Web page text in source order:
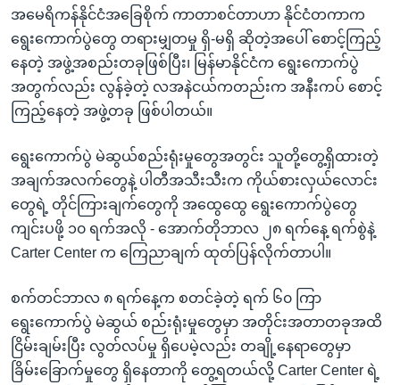
အမေရိကန်နိုင်ငံအခြေစိုက် ကာတာစင်တာဟာ နိုင်ငံတကာက
ရွေးကောက်ပွဲတွေ တရားမျှတမှု ရှိ-မရှိ ဆိုတဲ့အပေါ် စောင့်ကြည့်
နေတဲ့ အဖွဲ့အစည်းတခုဖြစ်ပြီး၊ မြန်မာနိုင်ငံက ရွေးကောက်ပွဲ
အတွက်လည်း လွန်ခဲ့တဲ့ လအနဲငယ်ကတည်းက အနီးကပ် စောင့်
ကြည့်နေတဲ့ အဖွဲ့တခု ဖြစ်ပါတယ်။
ရွေးကောက်ပွဲ မဲဆွယ်စည်းရုံးမှုတွေအတွင်း သူတို့တွေ့ရှိထားတဲ့
အချက်အလက်တွေနဲ့ ပါတီအသီးသီးက ကိုယ်စားလှယ်လောင်း
တွေရဲ့ တိုင်ကြားချက်တွေကို အထွေထွေ ရွေးကောက်ပွဲတွေ
ကျင်းပဖို့ ၁၀ ရက်အလို - အောက်တိုဘာလ ၂၈ ရက်နေ့ ရက်စွဲနဲ့
Carter Center က ကြေညာချက် ထုတ်ပြန်လိုက်တာပါ။
စက်တင်ဘာလ ၈ ရက်နေ့က စတင်ခဲ့တဲ့ ရက် ၆၀ ကြာ
ရွေးကောက်ပွဲ မဲဆွယ် စည်းရုံးမှုတွေမှာ အတိုင်းအတာတခုအထိ
ငြိမ်းချမ်းပြီး လွတ်လပ်မှု ရှိပေမဲ့လည်း တချို့နေရာတွေမှာ
ခြိမ်းခြောက်မှုတွေ ရှိနေတာကို တွေ့ရတယ်လို့ Carter Center ရဲ့